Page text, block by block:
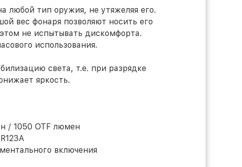
любой тип оружия, не утяжеляя его.
вес фонаря позволяют носить его
не испытывать дискомфорта.
использования.
света, т.е. при разрядке
яркость.
/ 1050 OTF люмен
включения